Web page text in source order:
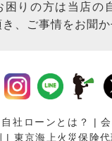
困りの方は当店の
、ご事情をお聞か
自社ローンとは？ |
| 東京海上火災保険